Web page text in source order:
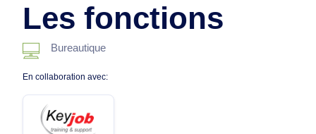
Les fonctions
Bureautique
En collaboration avec: